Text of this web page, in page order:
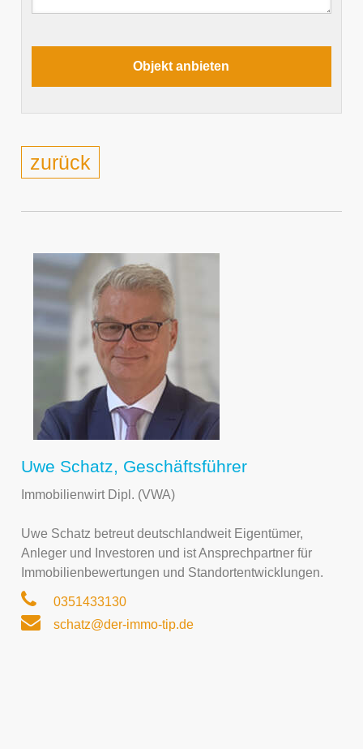
zurück
Uwe Schatz, Geschäftsführer
Immobilienwirt Dipl. (VWA)
Uwe Schatz betreut deutschlandweit Eigentümer,
Anleger und Investoren und ist Ansprechpartner für
Immobilienbewertungen und Standortentwicklungen.
0351433130
schatz@der-immo-tip.de